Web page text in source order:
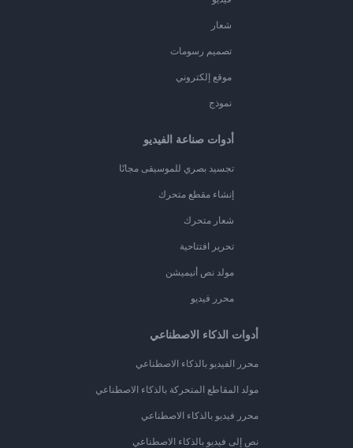
شعار
تصميم رسومات
موقع إلكتروني
نموذج
أدوات صناعة الفيديو
تجسيد بصري للموسيقى مجانًا
إنشاء مقطع متحرك
شعار متحرك
تحرير افتتاحية
مولد نص أنيميشن
محرر فيديو
أدوات الذكاء الاصطناعي
محرر الفيديو بالذكاء الاصطناعي
مولد المقاطع المتحركة بالذكاء الاصطناعي
محرر فيديو بالذكاء الاصطناعي
نص إلى فيديو بالذكاء الاصطناعي